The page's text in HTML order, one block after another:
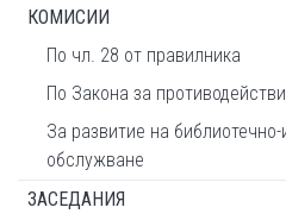
КОМИСИИ
По чл. 28 от правилника
По Закона за
За развитие на
обслужване
ЗАСЕДАНИЯ